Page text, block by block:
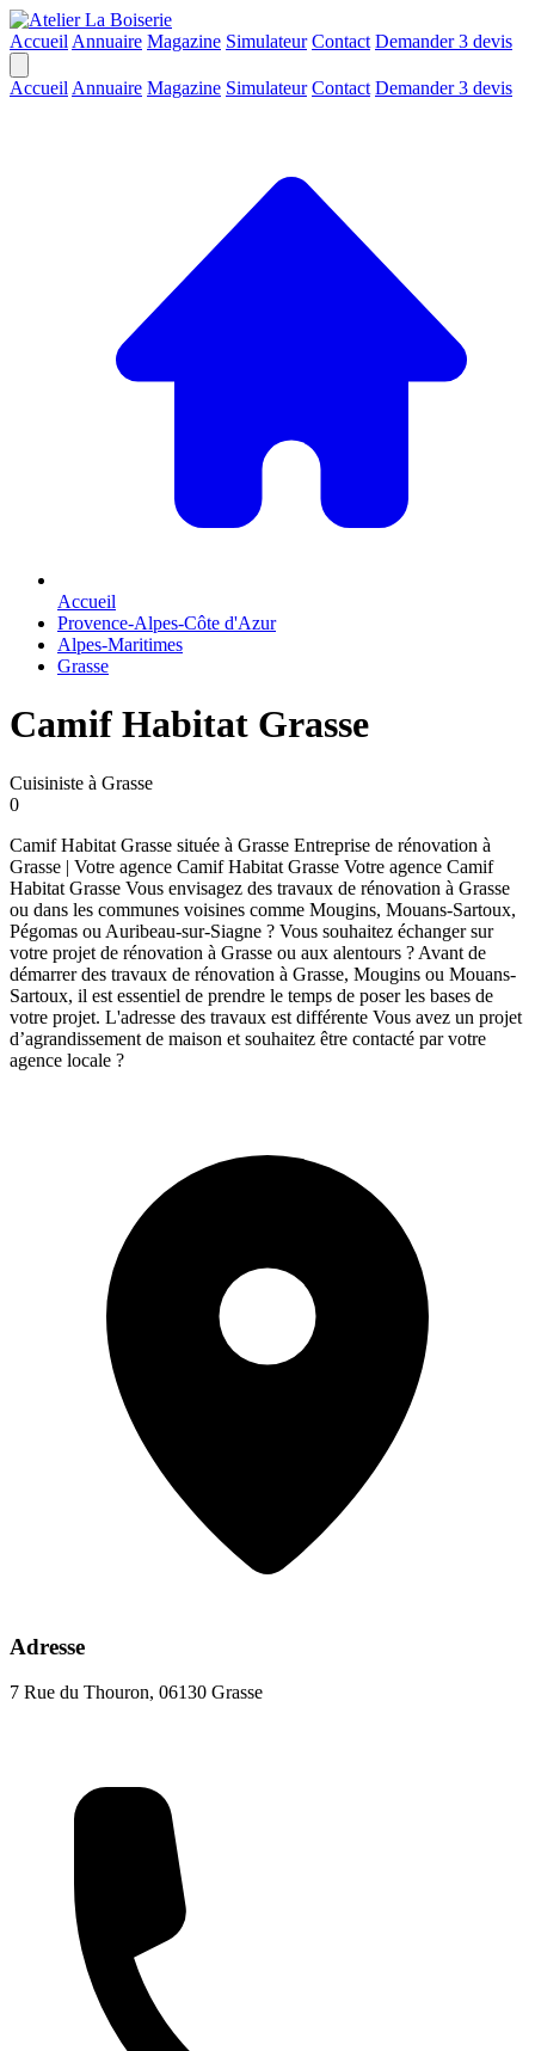
Accueil Annuaire Magazine Simulateur Contact Demander 3 devis
Accueil Annuaire Magazine Simulateur Contact Demander 3 devis
Accueil
Provence-Alpes-Côte d'Azur
Alpes-Maritimes
Grasse
Camif Habitat Grasse
Cuisiniste à Grasse
0
Camif Habitat Grasse située à Grasse Entreprise de rénovation à
Grasse | Votre agence Camif Habitat Grasse Votre agence Camif
Habitat Grasse Vous envisagez des travaux de rénovation à Grasse
ou dans les communes voisines comme Mougins, Mouans-Sartoux,
Pégomas ou Auribeau-sur-Siagne ? Vous souhaitez échanger sur
votre projet de rénovation à Grasse ou aux alentours ? Avant de
démarrer des travaux de rénovation à Grasse, Mougins ou Mouans-
Sartoux, il est essentiel de prendre le temps de poser les bases de
votre projet. L'adresse des travaux est différente Vous avez un projet
d’agrandissement de maison et souhaitez être contacté par votre
agence locale ?
Adresse
7 Rue du Thouron, 06130 Grasse